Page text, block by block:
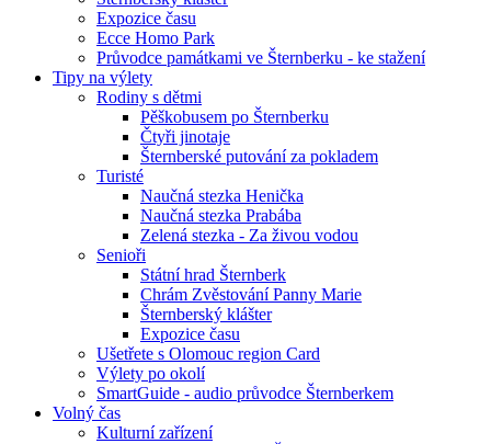
Expozice času
Ecce Homo Park
Průvodce památkami ve Šternberku - ke stažení
Tipy na výlety
Rodiny s dětmi
Pěškobusem po Šternberku
Čtyři jinotaje
Šternberské putování za pokladem
Turisté
Naučná stezka Henička
Naučná stezka Prabába
Zelená stezka - Za živou vodou
Senioři
Státní hrad Šternberk
Chrám Zvěstování Panny Marie
Šternberský klášter
Expozice času
Ušetřete s Olomouc region Card
Výlety po okolí
SmartGuide - audio průvodce Šternberkem
Volný čas
Kulturní zařízení